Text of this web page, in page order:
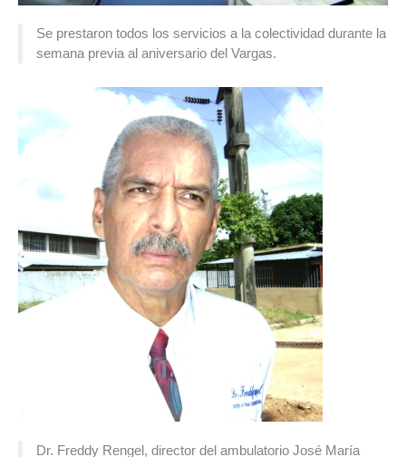
Se prestaron todos los servicios a la colectividad durante la
semana previa al aniversario del Vargas.
Dr. Freddy Rengel, director del ambulatorio José María